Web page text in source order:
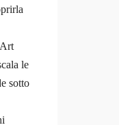
le
sotto